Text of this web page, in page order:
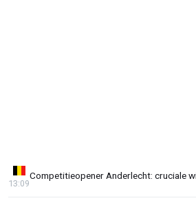
Competitieopener Anderlecht: cruciale
13:09